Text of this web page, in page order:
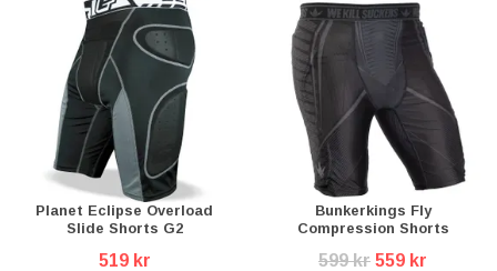
Planet Eclipse Overload
Slide Shorts G2
519 kr
Bunkerkings Fly
Compression Shorts
599 kr 559 kr